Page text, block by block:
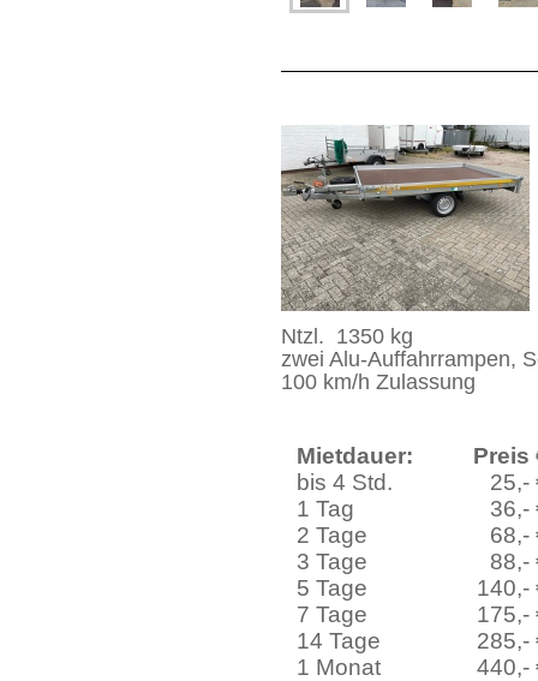
Ntzl. 1350 kg
zwei Alu-Auffahrrampen,
100 km/h Zulassung
Mietdauer:
bis 4 Std.
1 Tag
2 Tage
3 Tage
5 Tage
7 Tage
14 Tage
1 Monat
Preis
25,-
36,-
68,-
88,-
140,-
175,-
285,-
440,-